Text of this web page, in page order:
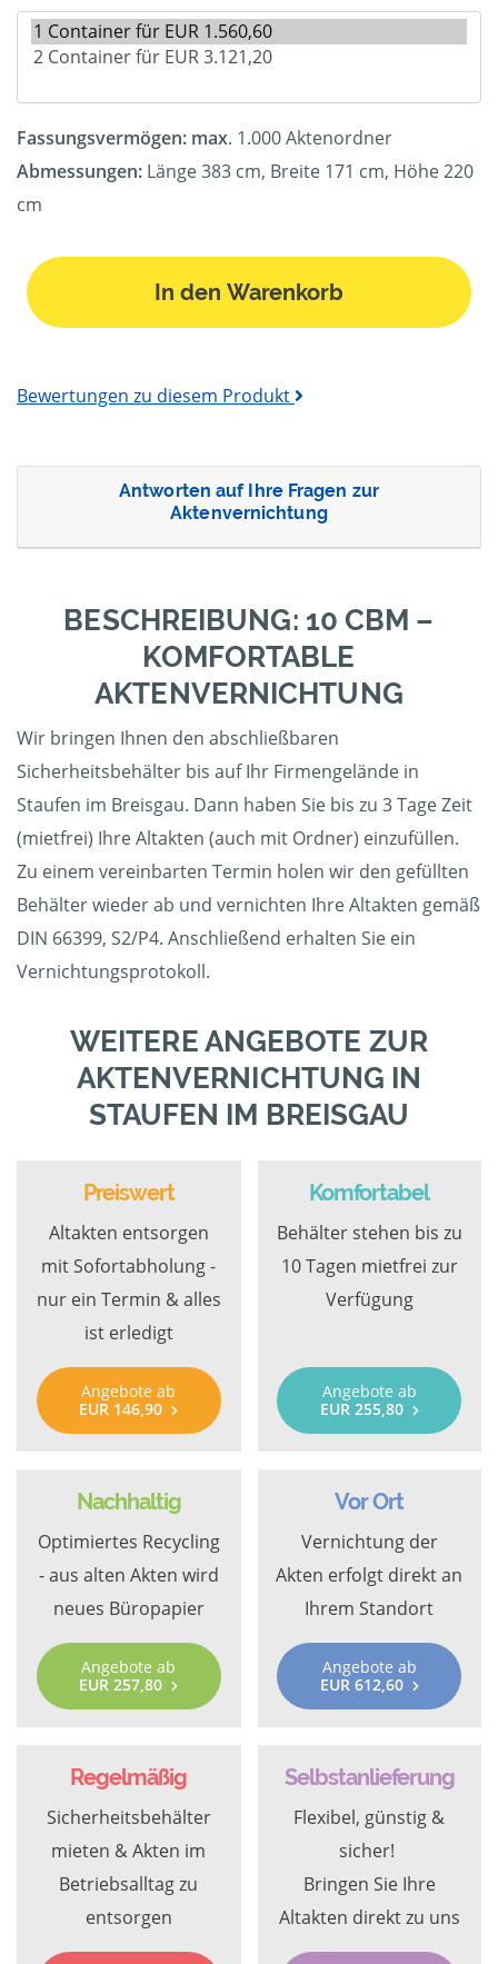
Fassungsvermögen: max. 1.000 Aktenordner
Abmessungen: Länge 383 cm, Breite 171 cm, Höhe 220
cm
In den Warenkorb
Bewertungen zu diesem Produkt
Antworten auf Ihre Fragen zur
Aktenvernichtung
BESCHREIBUNG: 10 CBM –
KOMFORTABLE
AKTENVERNICHTUNG
Wir bringen Ihnen den abschließbaren
Sicherheitsbehälter bis auf Ihr Firmengelände in
Staufen im Breisgau. Dann haben Sie bis zu 3 Tage Zeit
(mietfrei) Ihre Altakten (auch mit Ordner) einzufüllen.
Zu einem vereinbarten Termin holen wir den gefüllten
Behälter wieder ab und vernichten Ihre Altakten gemäß
DIN 66399, S2/P4. Anschließend erhalten Sie ein
Vernichtungsprotokoll.
WEITERE ANGEBOTE ZUR
AKTENVERNICHTUNG IN
STAUFEN IM BREISGAU
Preiswert
Altakten entsorgen
mit Sofortabholung -
nur ein Termin & alles
ist erledigt
Angebote ab
EUR 146,90
Komfortabel
Behälter stehen bis zu
10 Tagen mietfrei zur
Verfügung
Angebote ab
EUR 255,80
Nachhaltig
Optimiertes Recycling
- aus alten Akten wird
neues Büropapier
Angebote ab
EUR 257,80
Vor Ort
Vernichtung der
Akten erfolgt direkt an
Ihrem Standort
Angebote ab
EUR 612,60
Regelmäßig
Sicherheitsbehälter
mieten & Akten im
Betriebsalltag zu
entsorgen
Selbstanlieferung
Flexibel, günstig &
sicher!
Bringen Sie Ihre
Altakten direkt zu uns